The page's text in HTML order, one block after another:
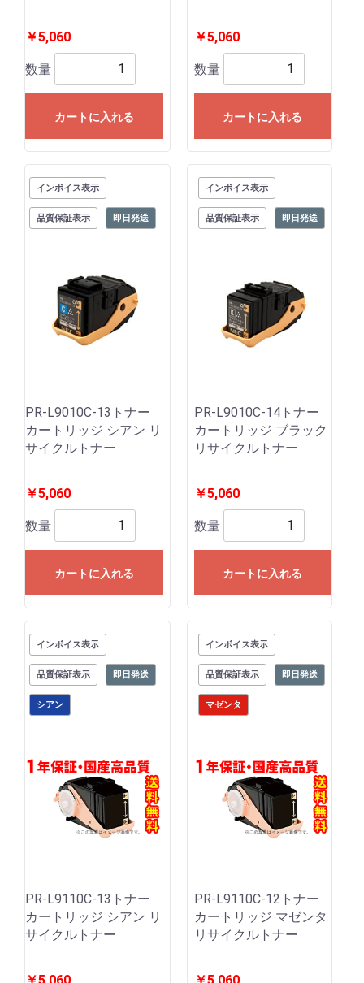
￥5,060
数量
カートに入れる
￥5,060
数量
カートに入れる
インボイス表示
品質保証表示 即日発送
PR-L9010C-13トナー
カートリッジ シアン リ
サイクルトナー
￥5,060
数量
カートに入れる
インボイス表示
品質保証表示 即日発送
PR-L9010C-14トナー
カートリッジ ブラック
リサイクルトナー
￥5,060
数量
カートに入れる
インボイス表示
品質保証表示 即日発送
シアン
PR-L9110C-13トナー
カートリッジ シアン リ
サイクルトナー
￥5,060
インボイス表示
品質保証表示 即日発送
マゼンタ
PR-L9110C-12トナー
カートリッジ マゼンタ
リサイクルトナー
￥5,060